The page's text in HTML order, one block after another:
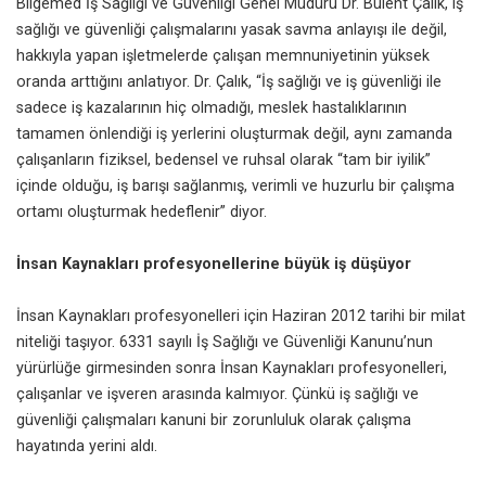
Bilgemed İş Sağlığı ve Güvenliği Genel Müdürü Dr. Bülent Çalık, iş
sağlığı ve güvenliği çalışmalarını yasak savma anlayışı ile değil,
hakkıyla yapan işletmelerde çalışan memnuniyetinin yüksek
oranda arttığını anlatıyor. Dr. Çalık, “İş sağlığı ve iş güvenliği ile
sadece iş kazalarının hiç olmadığı, meslek hastalıklarının
tamamen önlendiği iş yerlerini oluşturmak değil, aynı zamanda
çalışanların fiziksel, bedensel ve ruhsal olarak “tam bir iyilik”
içinde olduğu, iş barışı sağlanmış, verimli ve huzurlu bir çalışma
ortamı oluşturmak hedeflenir” diyor.
İnsan Kaynakları profesyonellerine büyük iş düşüyor
İnsan Kaynakları profesyonelleri için Haziran 2012 tarihi bir milat
niteliği taşıyor. 6331 sayılı İş Sağlığı ve Güvenliği Kanunu’nun
yürürlüğe girmesinden sonra İnsan Kaynakları profesyonelleri,
çalışanlar ve işveren arasında kalmıyor. Çünkü iş sağlığı ve
güvenliği çalışmaları kanuni bir zorunluluk olarak çalışma
hayatında yerini aldı.